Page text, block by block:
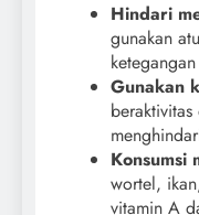
Hindari
gunakan
Gunakan
Konsumsi
wortel,
vitamin A